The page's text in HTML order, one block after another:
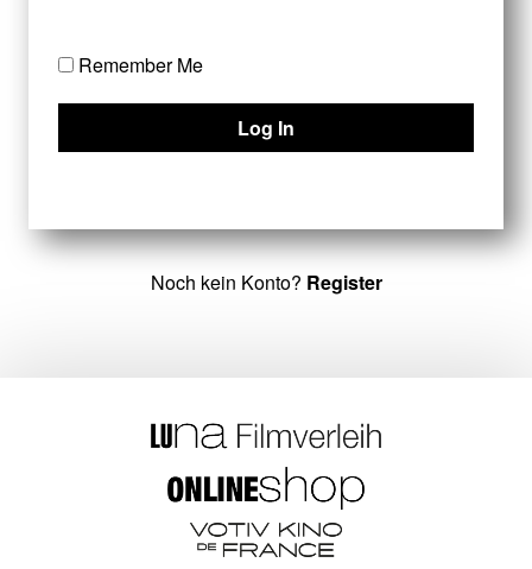
Remember Me
Noch kein Konto? Register